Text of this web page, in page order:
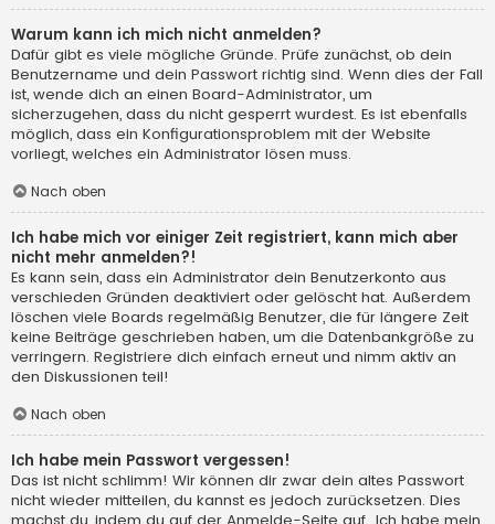
Warum kann ich mich nicht anmelden?
Dafür gibt es viele mögliche Gründe. Prüfe zunächst, ob dein
Benutzername und dein Passwort richtig sind. Wenn dies der Fall
ist, wende dich an einen Board-Administrator, um
sicherzugehen, dass du nicht gesperrt wurdest. Es ist ebenfalls
möglich, dass ein Konfigurationsproblem mit der Website
vorliegt, welches ein Administrator lösen muss.
Nach oben
Ich habe mich vor einiger Zeit registriert, kann mich aber
nicht mehr anmelden?!
Es kann sein, dass ein Administrator dein Benutzerkonto aus
verschieden Gründen deaktiviert oder gelöscht hat. Außerdem
löschen viele Boards regelmäßig Benutzer, die für längere Zeit
keine Beiträge geschrieben haben, um die Datenbankgröße zu
verringern. Registriere dich einfach erneut und nimm aktiv an
den Diskussionen teil!
Nach oben
Ich habe mein Passwort vergessen!
Das ist nicht schlimm! Wir können dir zwar dein altes Passwort
nicht wieder mitteilen, du kannst es jedoch zurücksetzen. Dies